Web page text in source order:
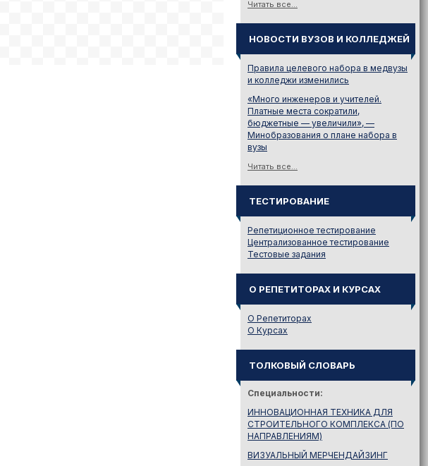
Читать все...
НОВОСТИ ВУЗОВ И КОЛЛЕДЖЕЙ
Правила целевого набора в медвузы
и колледжи изменились
«Много инженеров и учителей.
Платные места сократили,
бюджетные — увеличили», —
Минобразования о плане набора в
вузы
Читать все...
ТЕСТИРОВАНИЕ
Репетиционное тестирование
Централизованное тестирование
Тестовые задания
О РЕПЕТИТОРАХ И КУРСАХ
О Репетиторах
О Курсах
ТОЛКОВЫЙ СЛОВАРЬ
Специальности:
ИННОВАЦИОННАЯ ТЕХНИКА ДЛЯ
СТРОИТЕЛЬНОГО КОМПЛЕКСА (ПО
НАПРАВЛЕНИЯМ)
ВИЗУАЛЬНЫЙ МЕРЧЕНДАЙЗИНГ